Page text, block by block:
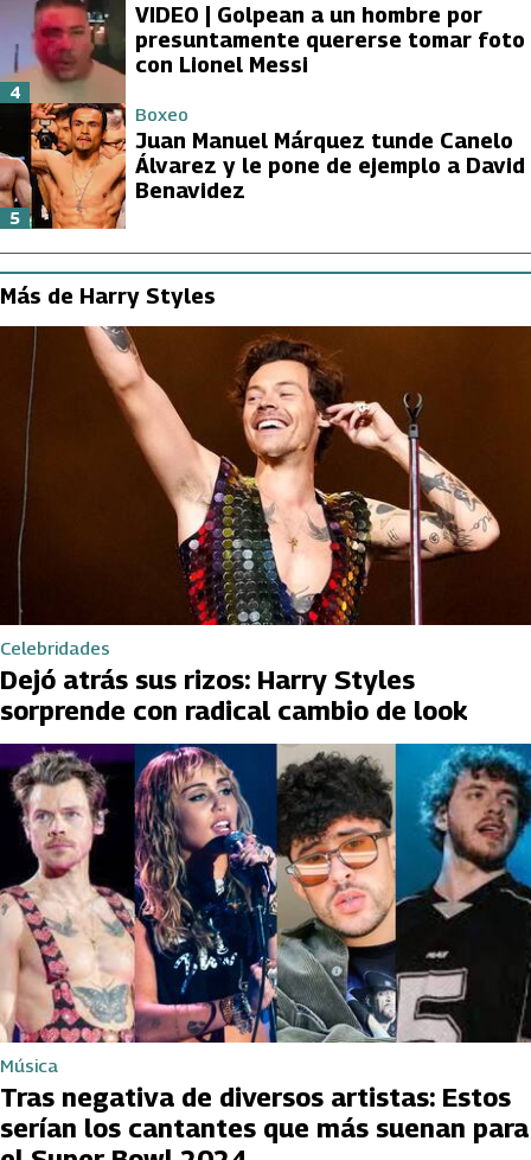
VIDEO | Golpean a un hombre por
presuntamente quererse tomar foto
con Lionel Messi
4
Boxeo
Juan Manuel Márquez tunde Canelo
Álvarez y le pone de ejemplo a David
Benavidez
5
Más de Harry Styles
Celebridades
Dejó atrás sus rizos: Harry Styles
sorprende con radical cambio de look
Música
Tras negativa de diversos artistas: Estos
serían los cantantes que más suenan para